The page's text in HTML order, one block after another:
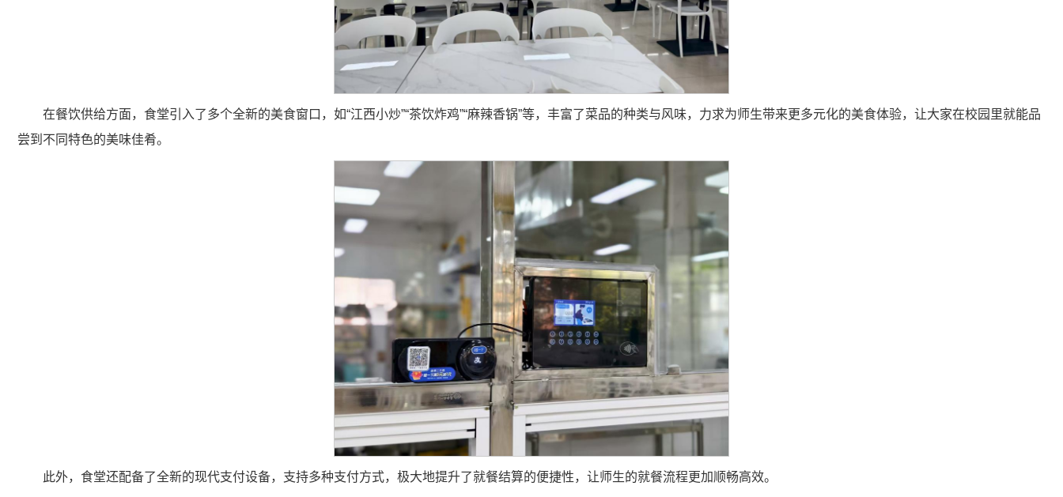
在餐饮供给方面，食堂引入了多个全新的美食窗口，如“江西小炒”“茶饮炸鸡”“麻辣香锅”等，丰富了菜品的种类与风味，力求为师生带来更多元化的美食体验，让大家在校园里就能品
尝到不同特色的美味佳肴。
此外，食堂还配备了全新的现代支付设备，支持多种支付方式，极大地提升了就餐结算的便捷性，让师生的就餐流程更加顺畅高效。